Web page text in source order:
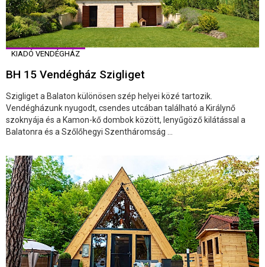
KIADÓ VENDÉGHÁZ
BH 15 Vendégház Szigliget
Szigliget a Balaton különösen szép helyei közé tartozik.
Vendégházunk nyugodt, csendes utcában található a Királynő
szoknyája és a Kamon-kő dombok között, lenyűgöző kilátással a
Balatonra és a Szőlőhegyi Szentháromság ...